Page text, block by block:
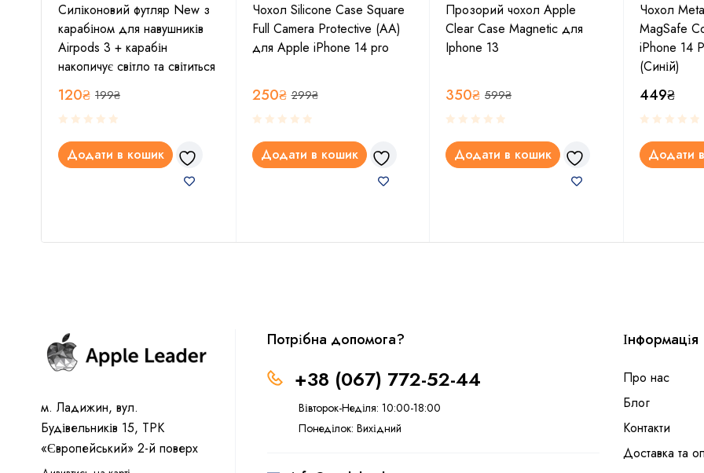
Силіконовий футляр New з
карабіном для навушників
Airpods 3 + карабін
накопичує світло та світиться
199₴
120₴
Додати в кошик
Чохол Silicone Case Square
Full Camera Protective (AA)
для Apple iPhone 14 pro
299₴
250₴
Додати в кошик
Прозорий чохол Apple
Clear Case Magnetic для
Iphone 13
599₴
350₴
Додати в кошик
Чохол
MagSafe
iPhone 14
(Синій)
449₴
Додати
м. Ладижин, вул.
Будівельників 15, ТРК
«Європейський» 2-й поверх
Потрібна допомога?
+38 (067) 772-52-44
Вівторок-Неділя: 10:00-18:00
Понеділок: Вихідний
Інформація
Про нас
Блог
Контакти
Доставка та